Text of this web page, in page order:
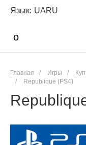
Язык: UARU
Главная / Игры /
/
Republique (PS4)